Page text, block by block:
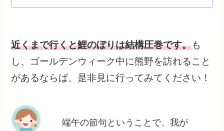
近くまで行くと鯉のぼりは結構圧巻です。も
し、ゴールデンウィーク中に熊野を訪れること
があるならば、是非見に行ってみてください！
端午の節句ということで、我が